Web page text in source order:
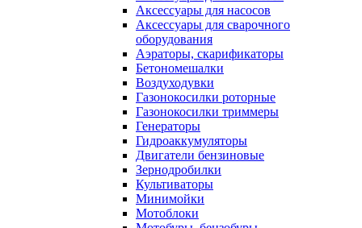
Аксессуары для насосов
Аксессуары для сварочного
оборудования
Аэраторы, скарификаторы
Бетономешалки
Воздуходувки
Газонокосилки роторные
Газонокосилки триммеры
Генераторы
Гидроаккумуляторы
Двигатели бензиновые
Зернодробилки
Культиваторы
Минимойки
Мотоблоки